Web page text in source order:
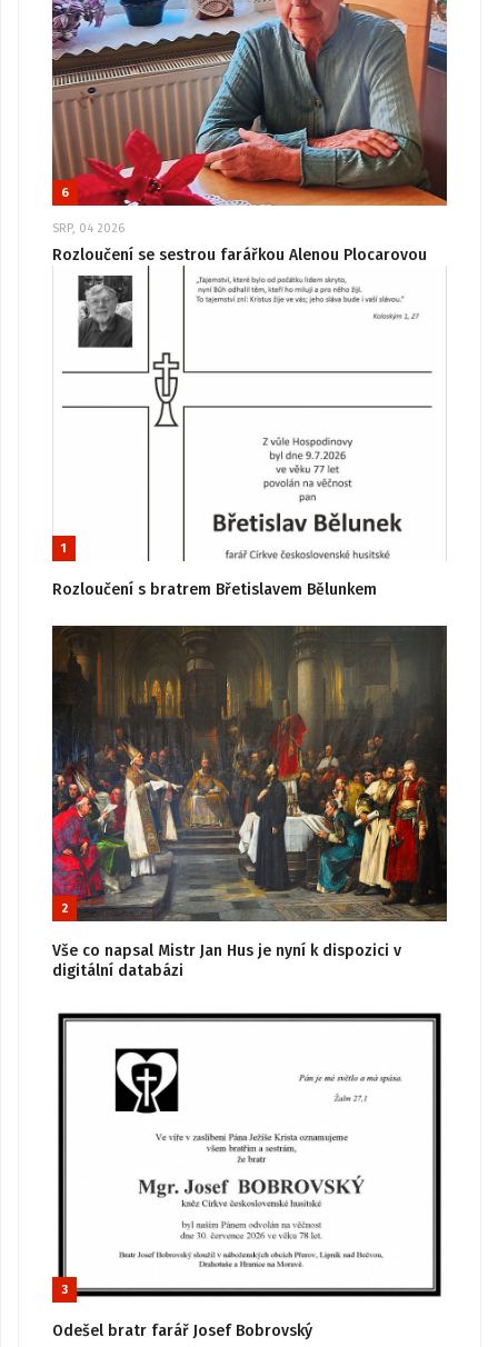
6
SRP, 04 2026
Rozloučení se sestrou farářkou Alenou Plocarovou
1
Rozloučení s bratrem Břetislavem Bělunkem
2
Vše co napsal Mistr Jan Hus je nyní k dispozici v
digitální databázi
3
Odešel bratr farář Josef Bobrovský